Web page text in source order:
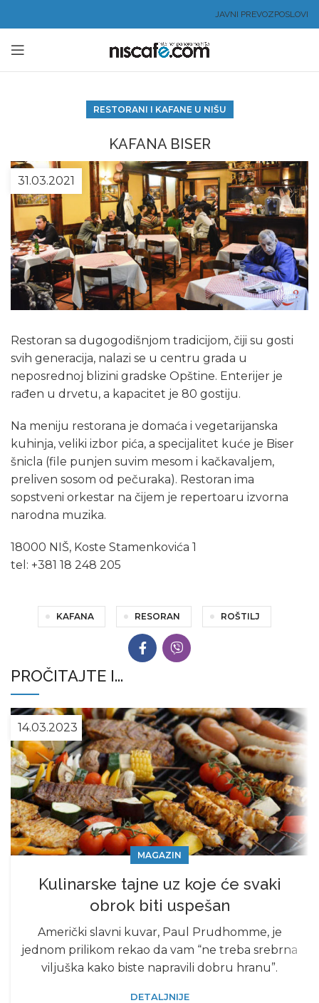
JAVNI PREVOZPOSLOVI
RESTORANI I KAFANE U NIŠU
KAFANA BISER
31.03.2021
Restoran sa dugogodišnjom tradicijom, čiji su gosti
svih generacija, nalazi se u centru grada u
neposrednoj blizini gradske Opštine. Enterijer je
rađen u drvetu, a kapacitet je 80 gostiju.
Na meniju restorana je domaća i vegetarijanska
kuhinja, veliki izbor pića, a specijalitet kuće je Biser
šnicla (file punjen suvim mesom i kačkavaljem,
preliven sosom od pečuraka). Restoran ima
sopstveni orkestar na čijem je repertoaru izvorna
narodna muzika.
18000 NIŠ, Koste Stamenkovića 1
tel: +381 18 248 205
KAFANA RESORAN ROŠTILJ
PROČITAJTE I...
14.03.2023
MAGAZIN
Kulinarske tajne uz koje će svaki
obrok biti uspešan
Američki slavni kuvar, Paul Prudhomme, je
jednom prilikom rekao da vam “ne treba srebrna
viljuška kako biste napravili dobru hranu”.
DETALJNIJE